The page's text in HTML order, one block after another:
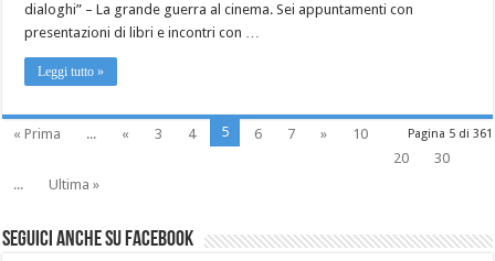
dialoghi” – La grande guerra al cinema. Sei appuntamenti con
presentazioni di libri e incontri con …
Leggi tutto »
Pagina 5 di 361
« Prima ... « 3 4 5 6 7 »
10
20
30
...
Ultima »
Seguici anche su Facebook